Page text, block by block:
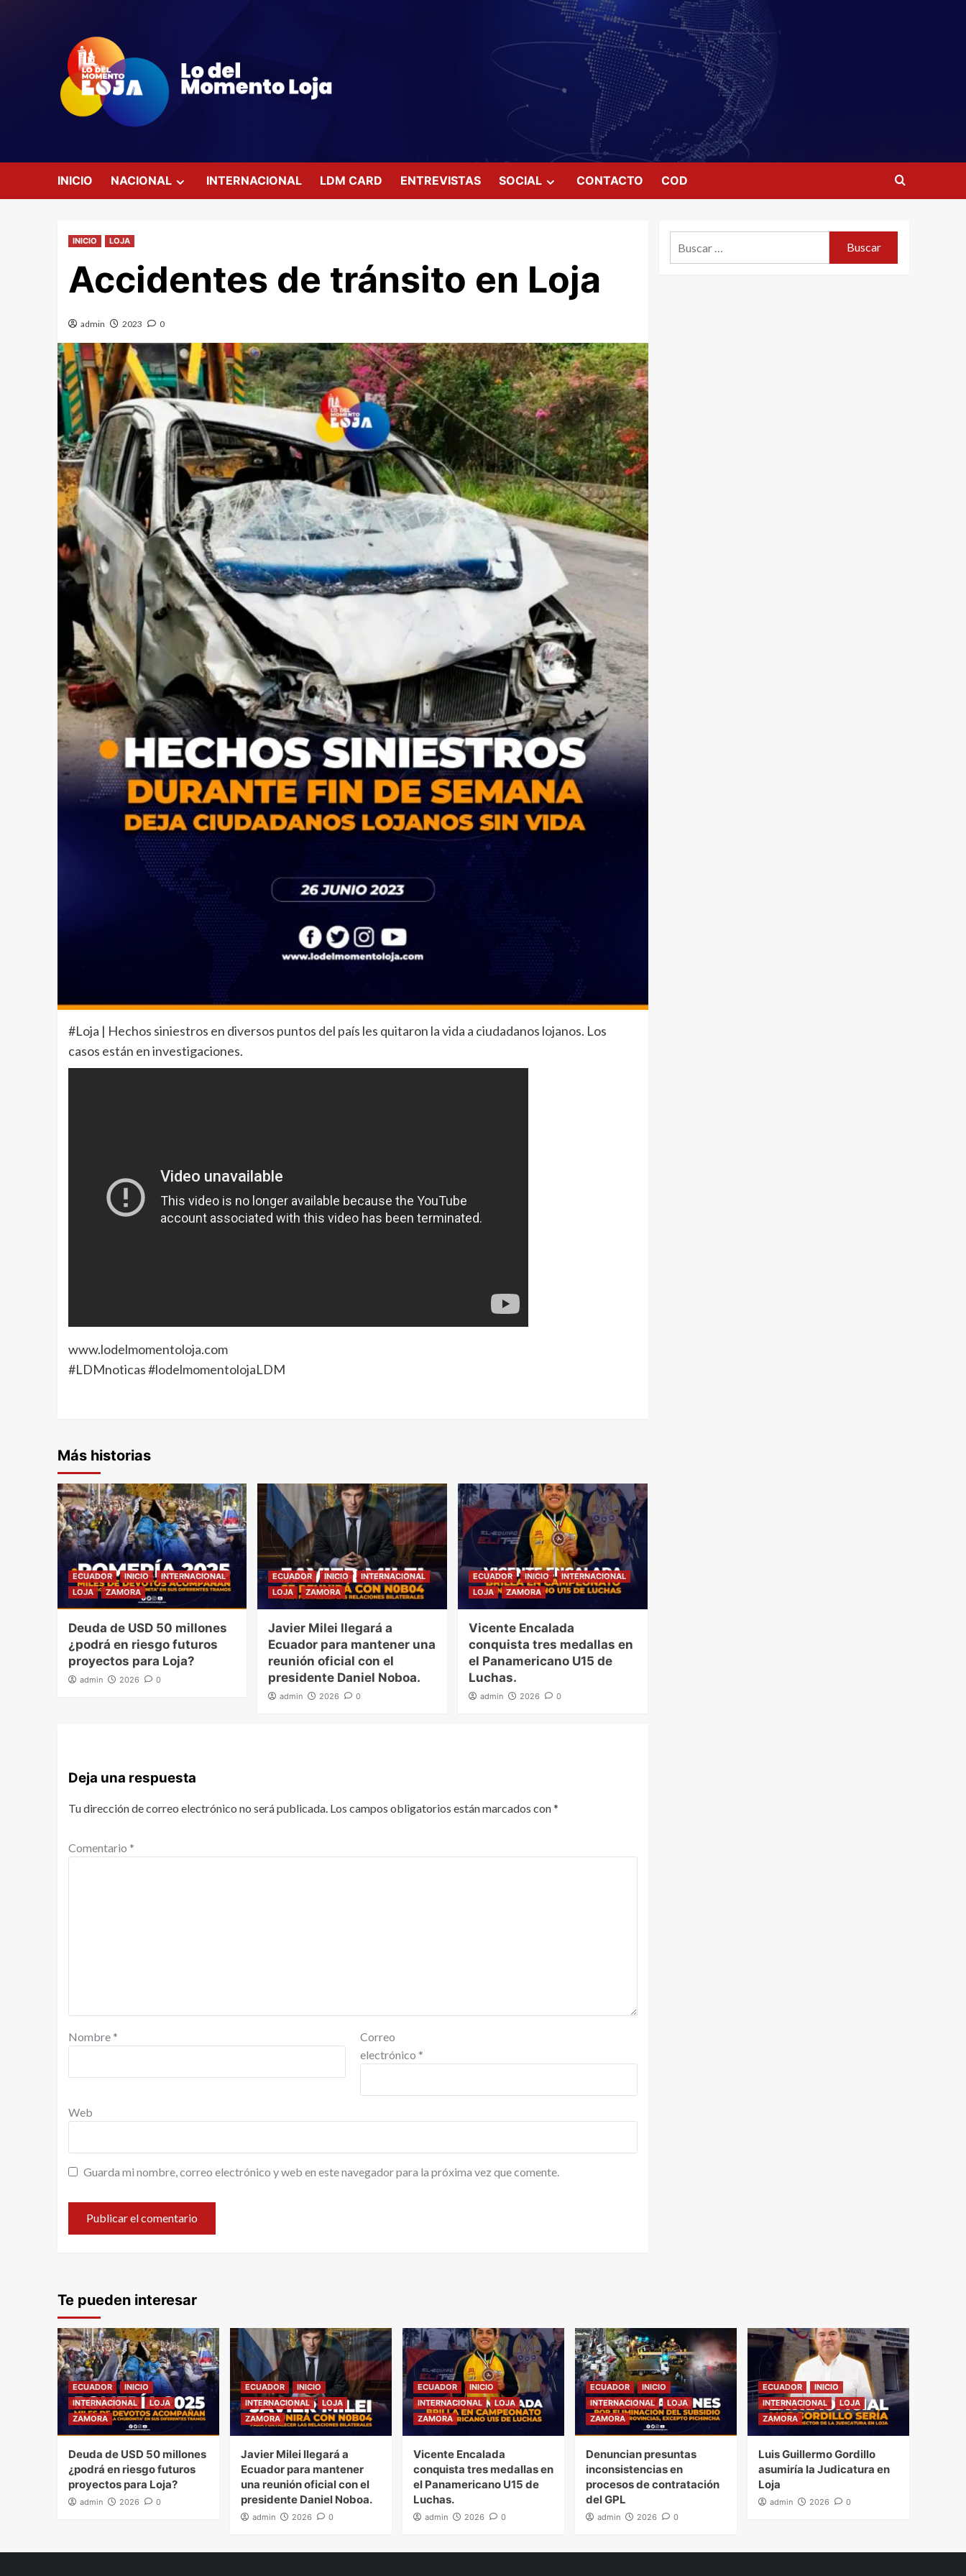
INICIO NACIONAL INTERNACIONAL LDM CARD ENTREVISTAS SOCIAL CONTACTO COD
INICIO LOJA
Accidentes de tránsito en Loja
admin 2023 0
#Loja | Hechos siniestros en diversos puntos del país les quitaron la vida a ciudadanos lojanos. Los
casos están en investigaciones.
www.lodelmomentoloja.com
#LDMnoticas #lodelmomentolojaLDM
Más historias
ECUADOR INICIO
INTERNACIONAL
LOJA
ZAMORA
Deuda de USD 50 millones
¿podrá en riesgo futuros
proyectos para Loja?
admin 2026 0
ECUADOR INICIO
INTERNACIONAL
LOJA
ZAMORA
Javier Milei llegará a
Ecuador para mantener una
reunión oficial con el
presidente Daniel Noboa.
admin 2026 0
ECUADOR INICIO
INTERNACIONAL
LOJA
ZAMORA
Vicente Encalada
conquista tres medallas en
el Panamericano U15 de
Luchas.
admin 2026 0
Deja una respuesta
Tu dirección de correo electrónico no será publicada. Los campos obligatorios están marcados con*
Comentario *
Nombre *
Correo
electrónico *
Web
Guarda mi nombre, correo electrónico y web en este navegador para la próxima vez que comente.
Te pueden interesar
ECUADOR
INICIO
INTERNACIONAL
LOJA
ZAMORA
Deuda de USD 50 millones
¿podrá en riesgo futuros
proyectos para Loja?
admin 2026 0
ECUADOR
INICIO
INTERNACIONAL
LOJA
ZAMORA
Javier Milei llegará a
Ecuador para mantener
una reunión oficial con el
presidente Daniel Noboa.
admin 2026 0
ECUADOR
INICIO
INTERNACIONAL
LOJA
ZAMORA
Vicente Encalada
conquista tres medallas en
el Panamericano U15 de
Luchas.
admin 2026 0
ECUADOR
INICIO
INTERNACIONAL
LOJA
ZAMORA
Denuncian presuntas
inconsistencias en
procesos de contratación
del GPL
admin 2026 0
ECUADOR
INICIO
INTERNACIONAL
LOJA
ZAMORA
Luis Guillermo Gordillo
asumiría la Judicatura en
Loja
admin 2026 0